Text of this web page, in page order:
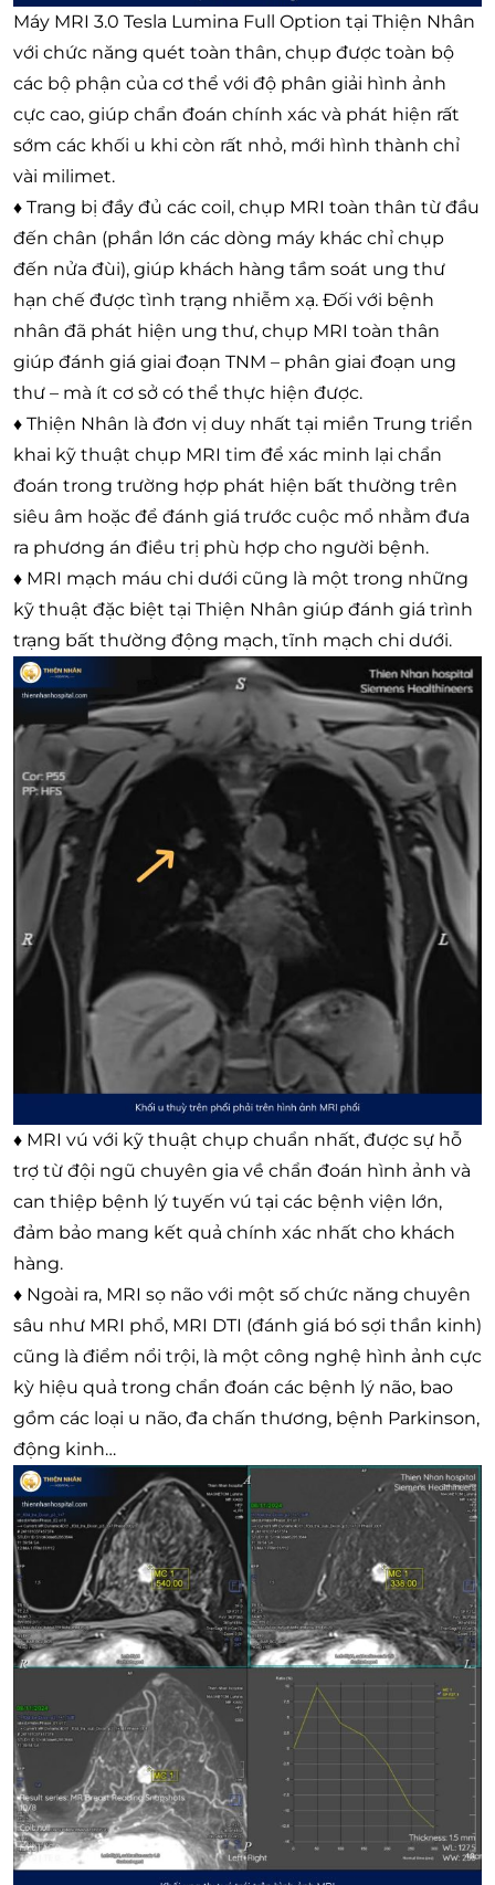
Máy MRI 3.0 Tesla Lumina Full Option tại Thiện Nhân
với chức năng quét toàn thân, chụp được toàn bộ
các bộ phận của cơ thể với độ phân giải hình ảnh
cực cao, giúp chẩn đoán chính xác và phát hiện rất
sớm các khối u khi còn rất nhỏ, mới hình thành chỉ
vài milimet.
♦ Trang bị đầy đủ các coil, chụp MRI toàn thân từ đầu
đến chân (phần lớn các dòng máy khác chỉ chụp
đến nửa đùi), giúp khách hàng tầm soát ung thư
hạn chế được tình trạng nhiễm xạ. Đối với bệnh
nhân đã phát hiện ung thư, chụp MRI toàn thân
giúp đánh giá giai đoạn TNM – phân giai đoạn ung
thư – mà ít cơ sở có thể thực hiện được.
♦ Thiện Nhân là đơn vị duy nhất tại miền Trung triển
khai kỹ thuật chụp MRI tim để xác minh lại chẩn
đoán trong trường hợp phát hiện bất thường trên
siêu âm hoặc để đánh giá trước cuộc mổ nhằm đưa
ra phương án điều trị phù hợp cho người bệnh.
♦ MRI mạch máu chi dưới cũng là một trong những
kỹ thuật đặc biệt tại Thiện Nhân giúp đánh giá trình
trạng bất thường động mạch, tĩnh mạch chi dưới.
♦ MRI vú với kỹ thuật chụp chuẩn nhất, được sự hỗ
trợ từ đội ngũ chuyên gia về chẩn đoán hình ảnh và
can thiệp bệnh lý tuyến vú tại các bệnh viện lớn,
đảm bảo mang kết quả chính xác nhất cho khách
hàng.
♦ Ngoài ra, MRI sọ não với một số chức năng chuyên
sâu như MRI phổ, MRI DTI (đánh giá bó sợi thần kinh)
cũng là điểm nổi trội, là một công nghệ hình ảnh cực
kỳ hiệu quả trong chẩn đoán các bệnh lý não, bao
gồm các loại u não, đa chấn thương, bệnh Parkinson,
động kinh…